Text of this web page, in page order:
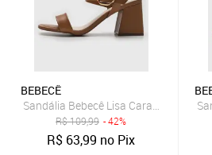
BEBECÊ
Sandália Bebecê Lisa Caramelo
R$109,99 - 42%
R$ 63,99 no Pix